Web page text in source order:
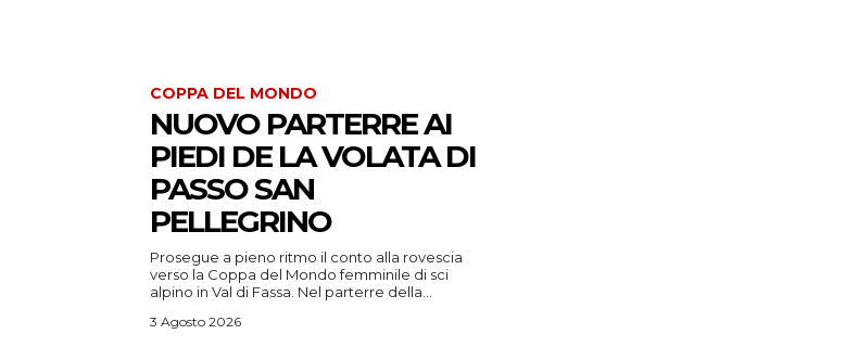
COPPA DEL MONDO
NUOVO PARTERRE AI
PIEDI DE LA VOLATA DI
PASSO SAN
PELLEGRINO
Prosegue a pieno ritmo il conto alla rovescia
verso la Coppa del Mondo femminile di sci
alpino in Val di Fassa. Nel parterre della...
3 Agosto 2026